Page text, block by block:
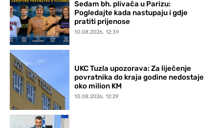
Sedam bh. plivača u Parizu:
Pogledajte kada nastupaju i gdje
pratiti prijenose
10.08.2026. 12:39
UKC Tuzla upozorava: Za liječenje
povratnika do kraja godine nedostaje
oko milion KM
10.08.2026. 12:29